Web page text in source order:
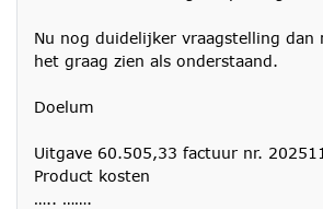
Nu nog duidelijker vraagstelling dan
het graag zien als onderstaand.
Doelum
Uitgave 60.505,33 factuur nr.
Product kosten
….. …….